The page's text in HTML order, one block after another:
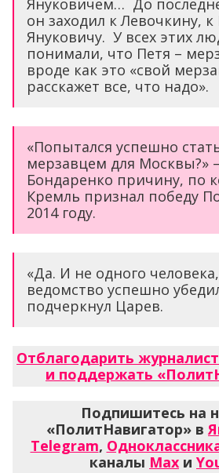
Януковичем… До
он заходил к Левочкину,
Януковичу. У всех этих
понимали, что Петя –
вроде как это «свой
расскажет все, что надо».
«Попытался успешно
мерзавцем для Москвы?»
Бондаренко причину, по
Кремль признал победу
2014 году.
«Да. И не одного
ведомство успешно
подчеркнул Царев.
Отблагодарить
и поддержать
Подпишитесь на
«ПолитНавигатор» в
Telegram,
каналы Max и